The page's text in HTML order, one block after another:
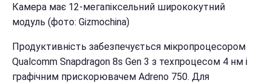
Камера має 12-мегапіксельний ширококутний
модуль (фото: Gizmochina)
Продуктивність забезпечується мікропроцесором
Qualcomm Snapdragon 8s Gen 3 з техпроцесом 4 нм і
графічним прискорювачем Adreno 750. Для